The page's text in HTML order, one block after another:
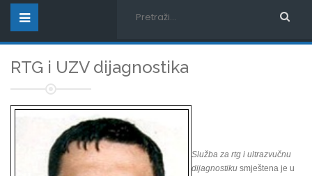
RTG i UZV dijagnostika
Služba za rtg i ultrazvučnu
dijagnostiku smještena je u